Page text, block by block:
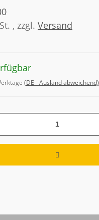
, zzgl. Versand
(DE - Ausland abweichend)